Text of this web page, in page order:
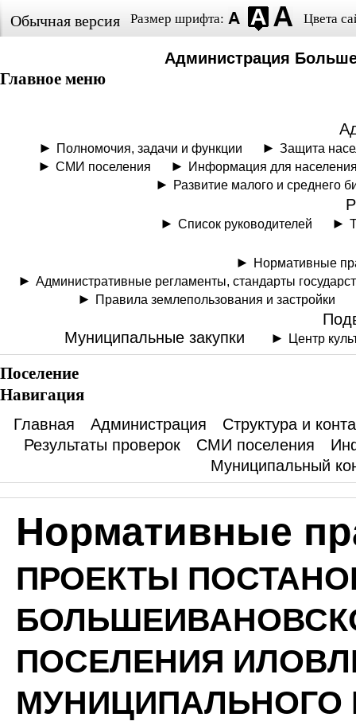
Обычная версия Размер шрифта: Цвета
Администрация
Главное меню
Полномочия, задачи и функции
Защита
СМИ поселения
Информация для
Развитие малого и среднего
Список руководителей
Нормативные
Административные регламенты, стандарты
Правила землепользования и застройки
Муниципальные закупки Центр
Поселение
Навигация
Главная Администрация
Структура и
Результаты проверок
СМИ поселения
Муниципальный
Нормативные
ПРОЕКТЫ
ПОСЕЛЕНИЯ
МУНИЦИПАЛЬНОГО